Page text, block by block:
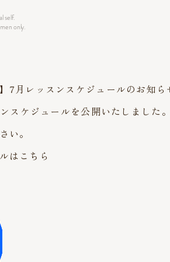
self.
only.
7月レッスンスケジュールのお知ら
スケジュールを公開いたしました。
い。
はこちら